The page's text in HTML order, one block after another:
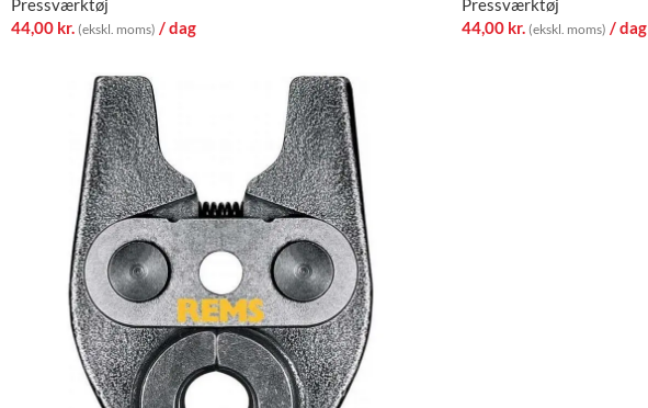
Pressværktøj
44,00 kr. (ekskl. moms) / dag
Pressværktøj
44,00 kr. (ekskl. moms) / dag